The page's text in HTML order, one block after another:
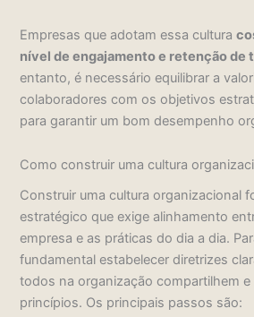
Empresas que adotam essa cultura
nível de engajamento e retenção de
entanto, é necessário equilibrar a
colaboradores com os objetivos
para garantir um bom desempenho
Como construir uma cultura
Construir uma cultura organizacional
estratégico que exige alinhamento
empresa e as práticas do dia a dia.
fundamental estabelecer diretrizes
todos na organização compartilhem e
princípios. Os principais passos são: